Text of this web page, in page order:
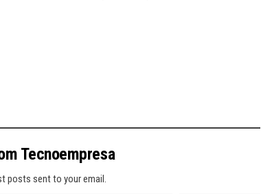
Tecnoempresa
posts sent to your email.